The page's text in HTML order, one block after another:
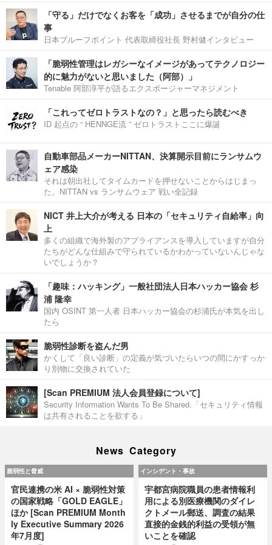
「守る」だけでなくお客を「成功」させるまでが自分の仕
事
日本プルーフポイント 代表取締役社長 野村健インタビュー
「脆弱性管理はレガシーなイメージがあってテクノロジー
的に魅力がないと思いました（阿部）」
Tenable 阿部淳平が語るエクスポージャーマネジメント
「これってゼロトラストなの？」と思ったら読むべき
ID 起点の “ HENNGE流 ” ゼロトラストここに爆誕
自動車部品メーカーNITTAN、決算開示目前にランサムウ
ェア感染
それは朝出社してタイムカードを押せないことからはじまっ
た。NITTAN vs ランサムウェア 戦い全記録
NICT 井上大介が考える 日本の「セキュリティ自給率」向
上
多くの組織で海外製のアプライアンスを導入していますが自分
たちがどんな仕組みで守られているかわかっていないんじゃな
いでしょうか？
「趣味：ハッキング」一般社団法人日本ハッカー協会 杉
浦 隆幸
国内 OSINT 第一人者 日本ハッカー協会の杉浦氏が本気を出し
たら
脆弱性診断を盗んだ男
かくして「良い診断」の定義が気づいたらいつの間にかすっか
り別物に交換されていた
[Scan PREMIUM 法人会員登録について]
Security Information Wants To Be Shared.「セキュリティ情報
は共有されることを欲する」
News Category
脆弱性と脅威
官民連携の米 AI × 脆弱性対策
の国家戦略「GOLD EAGLE」
ほか [Scan PREMIUM Month
ly Executive Summary 2026
年7月度]
インシデント・事故
宇都宮病院職員の患者情報利
用による別医療機関のダイレ
クトメール郵送、調査の結果
直接的金銭的利益の受領が無
いことを確認